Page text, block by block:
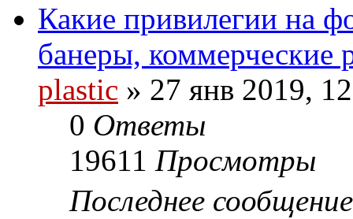
Какие привилегии на
банеры, коммерческие
plastic » 27 янв 2019,
0 Ответы
19611 Просмотры
Последнее